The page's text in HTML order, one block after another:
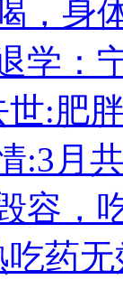
，身
学：
:肥
:3月
容，
药